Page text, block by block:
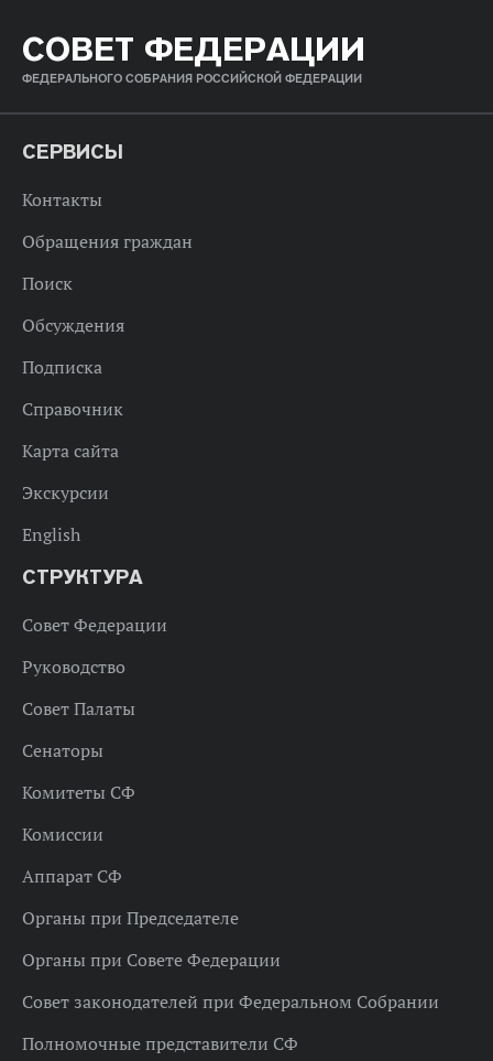
СОВЕТ ФЕДЕРАЦИИ
ФЕДЕРАЛЬНОГО СОБРАНИЯ РОССИЙСКОЙ ФЕДЕРАЦИИ
СЕРВИСЫ
Контакты
Обращения граждан
Поиск
Обсуждения
Подписка
Справочник
Карта сайта
Экскурсии
English
СТРУКТУРА
Совет Федерации
Руководство
Совет Палаты
Сенаторы
Комитеты СФ
Комиссии
Аппарат СФ
Органы при Председателе
Органы при Совете Федерации
Совет законодателей при Федеральном Собрании
Полномочные представители СФ